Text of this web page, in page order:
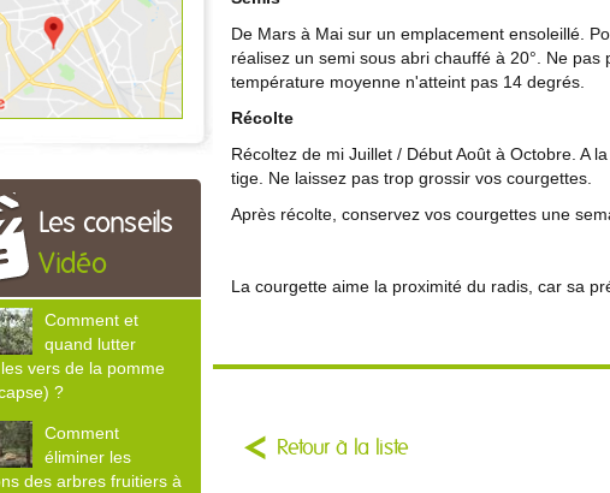
Les conseils
Vidéo
Comment et
quand lutter
vers de la pomme
?
Comment
éliminer les
des arbres fruitiers à
De Mars à Mai sur un emplacement ensoleillé.
réalisez un semi sous abri chauffé à 20°. Ne
température moyenne n'atteint pas 14 degrés.
Récolte
Récoltez de mi Juillet / Début Août à Octobre. A
tige. Ne laissez pas trop grossir vos courgettes.
Après récolte, conservez vos courgettes une
La courgette aime la proximité du radis, car sa
Retour à la liste